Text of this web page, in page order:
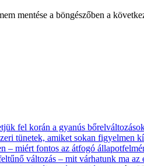
mentése a böngészőben a
fel korán a gyanús
tünetek, amiket sokan figyelmen
– miért fontos az átfogó
változás – mit várhatunk ma az